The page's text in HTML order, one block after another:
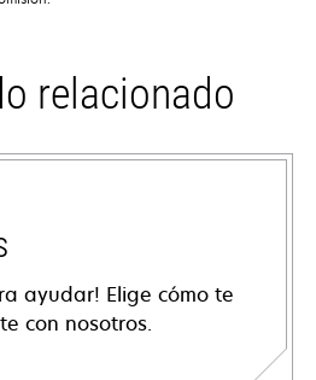
relacionado
ayudar! Elige cómo te
con nosotros.